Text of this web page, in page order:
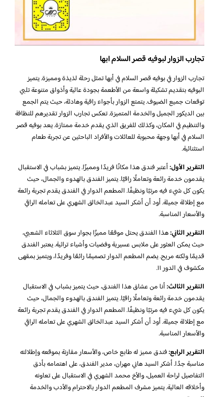
تجارب الزوار لبوفيه قصر السلام ابها
تجارب الزوار في بوفيه قصر السلام في أبها تمثل رحلة لذيذة ومميزة. يتميز
البوفيه بتقديم تشكيلة واسعة من الأطعمة بجودة عالية وأذواق متنوعة تلبي
توقعات جميع الضيوف. يتمتع الزوار بأجواء راقية وهادئة، حيث يتم الجمع
بين الديكور الجميل والخدمة المتميزة. تعكس تجارب الزوار تقديرهم للنظافة
والتنظيم في المكان، وكذلك للفريق الذي يقدم خدمة ممتازة. يعد بوفيه قصر
السلام في أبها وجهة محبوبة للعائلات والأفراد الباحثين عن تجربة طعام
استثنائية.
التقرير الأول:أعتبر فندق هذا مكانًا فريدًا ومميزًا. يتميز بشباب في الاستقبال
يقدمون خدمة رائعة وتعاملًا راقيًا. يتميز الفندق بالهدوء والجمال، حيث
يكون كل شيء فيه مرتبًا ونظيفًا. المطعم الدوار في الفندق يقدم تجربة رائعة
مع إطلالة جميلة. أود أن أشكر السيد عبدالخالق الشهري على تعامله الراقي
والأسعار المناسبة.
التقرير الثاني:هذا الفندق يحتل موقعًا مميزًا بجوار سوق الثلاثاء الشعبي،
حيث يمكن العثور على ملابس عسيرية وفضيات وأشياء تراثية. يعتبر الفندق
قديمًا ولكنه مريح. يضم المطعم الدوار تصميمًا رائعًا وفريدًا، ويتميز بمقهى
مكشوف في الدور ١١.
التقرير الثالث:أنا من عشاق هذا الفندق، حيث يتميز بشباب في الاستقبال
يقدمون خدمة رائعة وتعاملًا راقيًا. يتميز الفندق بالهدوء والجمال، حيث
يكون كل شيء فيه مرتبًا ونظيفًا. المطعم الدوار في الفندق يقدم تجربة رائعة
مع إطلالة جميلة. أود أن أشكر السيد عبدالخالق الشهري على تعامله الراقي
والأسعار المناسبة.
التقرير الرابع:فندق مميز له طابع خاص، والأسعار مقارنة بموقعه وإطلالته
مناسبة جدًا. أشكر السيد هاني مهران، مدير الفندق، على اهتمامه بأدق
التفاصيل لراحة العميل، والأخ محمد الشهري في الاستقبال على تعاونه
وأخلاقه العالية. يتميز مشرف المطعم الدوار بالاحترام والأدب والخدمة